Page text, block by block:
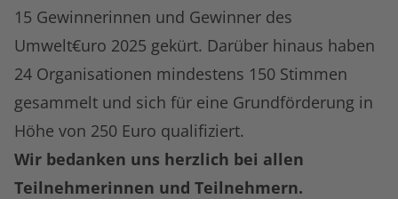
15 Gewinnerinnen und Gewinner des
Umwelt€uro 2025 gekürt. Darüber hinaus haben
24 Organisationen mindestens 150 Stimmen
gesammelt und sich für eine Grundförderung in
Höhe von 250 Euro qualifiziert.
Wir bedanken uns herzlich bei allen
Teilnehmerinnen und Teilnehmern.